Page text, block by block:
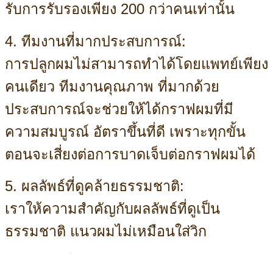
รับการรับรองเพียง 200 กว่าคนเท่านั้น
4. ทีมงานที่มากประสบการณ์:
การปลูกผมไม่สามารถทำได้โดยแพทย์เพียง
คนเดียว ทีมงานคุณภาพ ที่มากด้วย
ประสบการณ์จะช่วยให้ได้กราฟผมที่มี
ความสมบูรณ์ อัตราขึ้นที่ดี เพราะทุกขั้น
ตอนจะเสี่ยงต่อการบาดเจ็บต่อกราฟผมได้
5. ผลลัพธ์ที่ดูคล้ายธรรมชาติ:
เราให้ความสำคัญกับผลลัพธ์ที่ดูเป็น
ธรรมชาติ แนวผมไม่เหมือนใส่วิก